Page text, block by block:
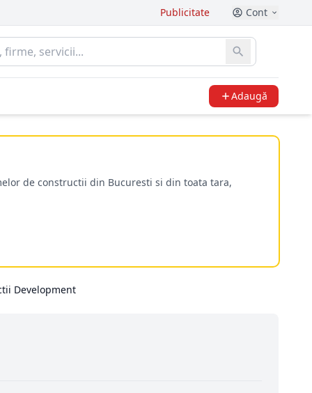
Publicitate Cont
Adaugă
de constructii din Bucuresti si din toata tara,
Development